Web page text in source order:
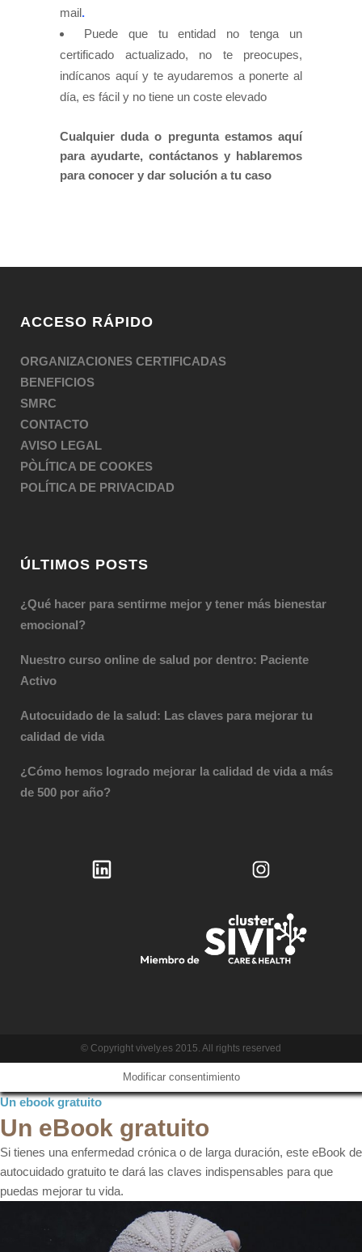
mail.
Puede que tu entidad no tenga un
certificado actualizado, no te preocupes,
indícanos aquí y te ayudaremos a ponerte al
día, es fácil y no tiene un coste elevado
Cualquier duda o pregunta estamos aquí
para ayudarte, contáctanos y hablaremos
para conocer y dar solución a tu caso
ACCESO RÁPIDO
ORGANIZACIONES CERTIFICADAS
BENEFICIOS
SMRC
CONTACTO
AVISO LEGAL
PÒLÍTICA DE COOKES
POLÍTICA DE PRIVACIDAD
ÚLTIMOS POSTS
¿Qué hacer para sentirme mejor y tener más bienestar
emocional?
Nuestro curso online de salud por dentro: Paciente
Activo
Autocuidado de la salud: Las claves para mejorar tu
calidad de vida
¿Cómo hemos logrado mejorar la calidad de vida a más
de 500 por año?
© Copyright vively.es 2015. All rights reserved
Modificar consentimiento
Un ebook gratuito
Un eBook gratuito
Si tienes una enfermedad crónica o de larga duración, este eBook de
autocuidado gratuito te dará las claves indispensables para que
puedas mejorar tu vida.